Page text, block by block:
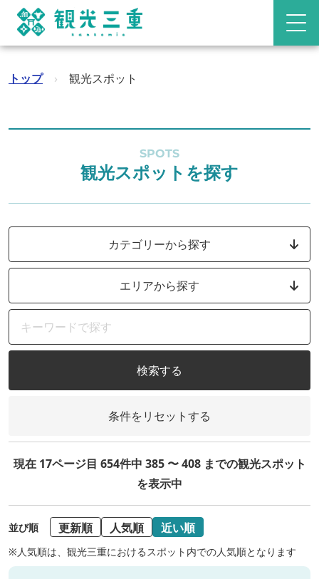
トップ › 観光スポット
SPOTS
観光スポットを探す
カテゴリーから探す
エリアから探す
検索する
条件をリセットする
現在 17ページ目 654件中 385 〜 408 までの観光スポット
を表示中
並び順 更新順 人気順 近い順
※人気順は、観光三重におけるスポット内での人気順となります